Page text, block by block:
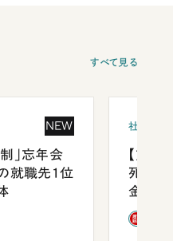
すべて見る
NEW
」忘年会
就職先1位
社会
【熊本
死を分
金」